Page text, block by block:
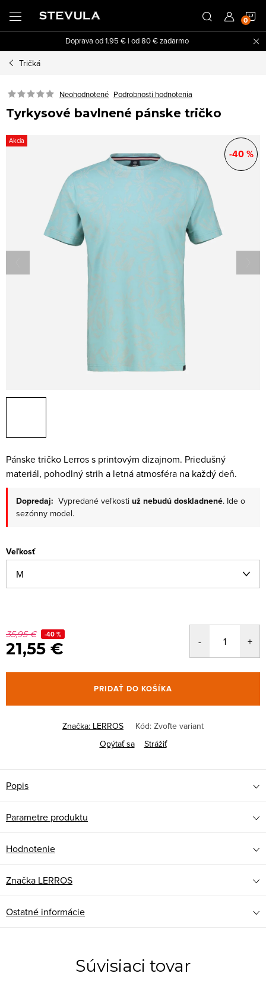
obsah
Doprava od 1.95 € | od 80 € zadarmo
Tričká
Neohodnotené Podrobnosti hodnotenia
Tyrkysové bavlnené pánske tričko
Akcia
-40 %
Pánske tričko Lerros s printovým dizajnom. Priedušný
materiál, pohodlný strih a letná atmosféra na každý deň.
Dopredaj: Vypredané veľkosti už nebudú doskladnené. Ide o
sezónny model.
Veľkosť
35,95 € -40 %
21,55 €
PRIDAŤ DO KOŠÍKA
Značka: LERROS Kód: Zvoľte variant
Opýtať sa
Strážiť
Popis
Parametre produktu
Hodnotenie
Značka LERROS
Ostatné informácie
Súvisiaci tovar